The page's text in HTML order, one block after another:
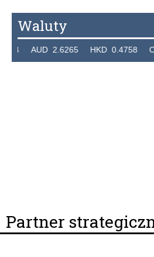
Waluty
AUD 2.6265 HKD 0.4758
Partner